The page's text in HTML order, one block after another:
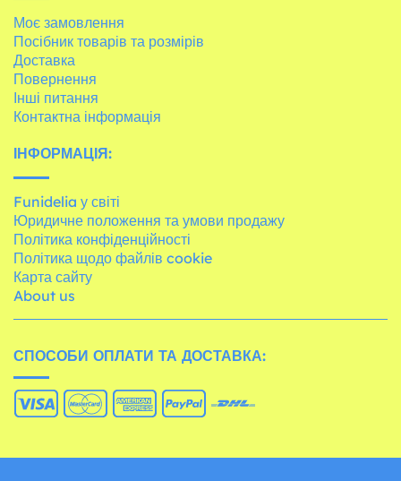
Моє замовлення
Посібник товарів та розмірів
Доставка
Повернення
Інші питання
Контактна інформація
ІНФОРМАЦІЯ:
Funidelia у світі
Юридичне положення та умови продажу
Політика конфіденційності
Політика щодо файлів cookie
Карта сайту
About us
СПОСОБИ ОПЛАТИ ТА ДОСТАВКА: